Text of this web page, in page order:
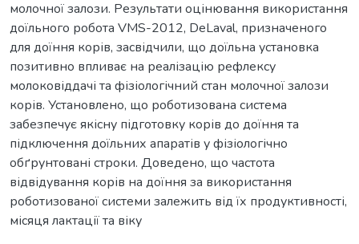
молочної залози. Результати оцінювання використання
доїльного робота VMS-2012, DeLaval, призначеного
для доїння корів, засвідчили, що доїльна установка
позитивно впливає на реалізацію рефлексу
молоковіддачі та фізіологічний стан молочної залози
корів. Установлено, що роботизована система
забезпечує якісну підготовку корів до доїння та
підключення доїльних апаратів у фізіологічно
обґрунтовані строки. Доведено, що частота
відвідування корів на доїння за використання
роботизованої системи залежить від їх продуктивності,
місяця лактації та віку